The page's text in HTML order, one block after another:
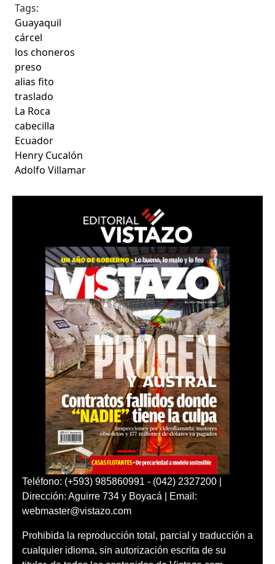
Tags:
Guayaquil
cárcel
los choneros
preso
alias fito
traslado
La Roca
cabecilla
Ecuador
Henry Cucalón
Adolfo Villamar
Teléfono: (+593) 985860991 - (042) 2327200 |
Dirección: Aguirre 734 y Boyacá | Email:
webmaster@vistazo.com
Prohibida la reproducción total, parcial y traducción a
cualquier idioma, sin autorización escrita de su